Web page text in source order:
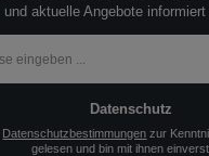
und aktuelle Angebote informiert
Datenschutz
Datenschutzbestimmungen zur
gelesen und bin mit ihnen